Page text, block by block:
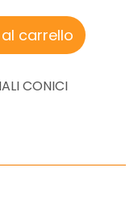
carrello
CONICI